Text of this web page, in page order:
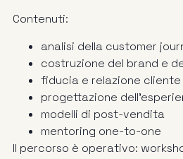
Contenuti:
analisi della customer
costruzione del brand e
fiducia e relazione cliente
progettazione
modelli di post-vendita
mentoring one-to-one
Il percorso è operativo: